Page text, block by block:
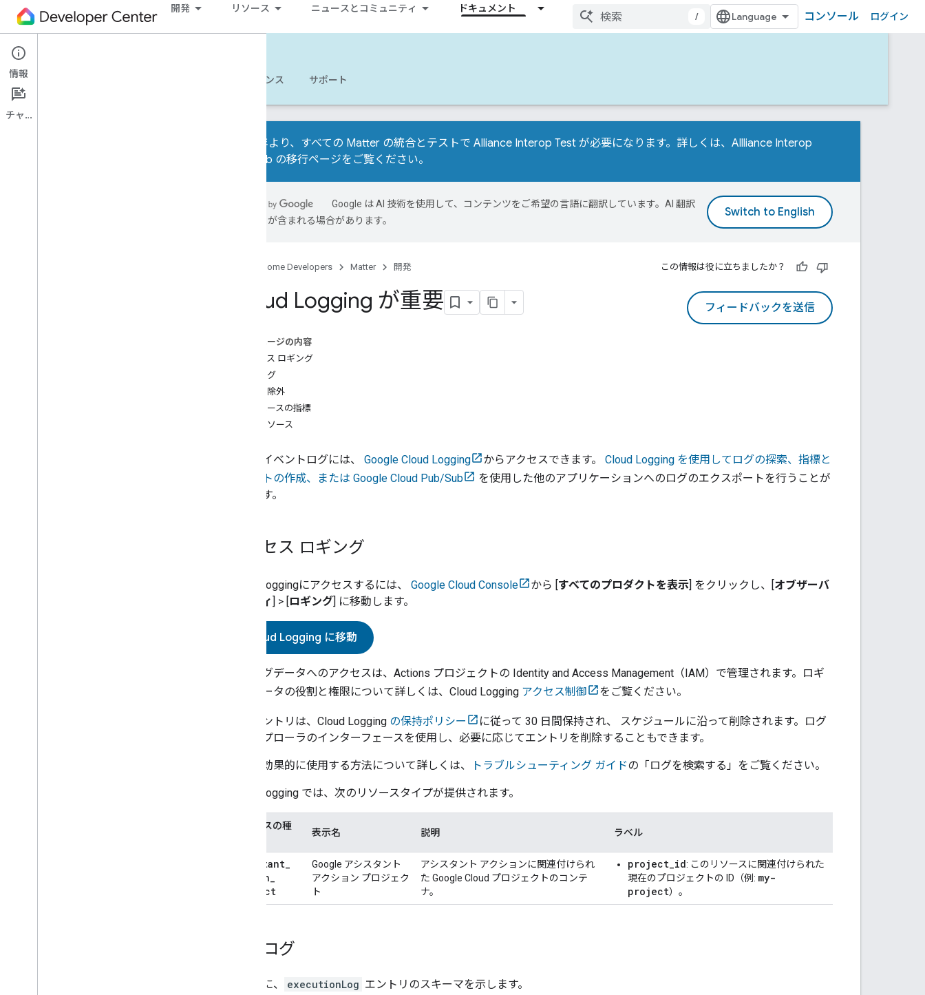
開発 リソース ニュースとコミュニティ ドキュメント
/ コンソール ログイン
Matter
使ってみる リファレンス サポート
2026 年より、すべての Matter の統合とテストで Alliance Interop Test が必要になります。詳しくは、 Allliance Interop
Test Lab の移行ページをご覧ください。
Google は AI 技術を使用して、コンテンツをご希望の言語に翻訳しています。AI 翻訳
には誤りが含まれる場合があります。
Google Home Developers Matter 開発 この情報は役に立ちましたか？
フィードバックを送信
Cloud Logging が重要
このページの内容
アクセス ロギング
実行ログ
ログの除外
ログベースの指標
関連リソース
統合のイベントログには、 Google Cloud Logging からアクセスできます。 Cloud Logging を使用してログの探索、指標と
アラートの作成、または Google Cloud Pub/Sub
を使用した他のアプリケーションへのログのエクスポートを行うことが
できます。
アクセス ロギング
Cloud Loggingにアクセスするには、 Google Cloud Console から [すべてのプロダクトを表示] をクリックし、[オブザーバ
ビリティ] > [ロギング] に移動します。
Cloud Logging に移動
ロギングデータへのアクセスは、Actions プロジェクトの Identity and Access Management（IAM）で管理されます。ロギ
ングデータの役割と権限について詳しくは、Cloud Logging アクセス制御 をご覧ください。
ログエントリは、Cloud Logging の保持ポリシー
に従って 30 日間保持され、 スケジュールに沿って削除されます。ログ
エクスプローラのインターフェースを使用し、必要に応じてエントリを削除することもできます。
ログを効果的に使用する方法について詳しくは、 トラブルシューティング ガイドの「ログを検索する」をご覧ください。
Cloud Logging では、次のリソースタイプが提供されます。
リソースの種
表示名 説明 ラベル
assistant_
action_
project
Google アシスタント
アクション プロジェク
ト
アシスタント アクションに関連付けられ
た Google Cloud プロジェクトのコンテ
ナ。
project_id: このリソースに関連付けられた
現在のプロジェクトの ID（例: my-
project）。
実行ログ
次の表に、 executionLog エントリのスキーマを示します。
情報
チャット